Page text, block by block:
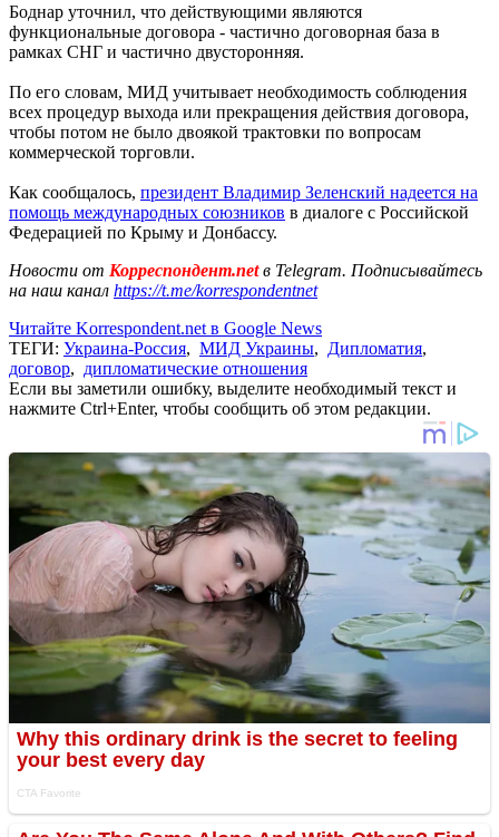
Боднар уточнил, что действующими являются
функциональные договора - частично договорная база в
рамках СНГ и частично двусторонняя.
По его словам, МИД учитывает необходимость соблюдения
всех процедур выхода или прекращения действия договора,
чтобы потом не было двоякой трактовки по вопросам
коммерческой торговли.
Как сообщалось, президент Владимир Зеленский надеется на
помощь международных союзников в диалоге с Российской
Федерацией по Крыму и Донбассу.
Новости от Корреспондент.netв Telegram. Подписывайтесь
на наш канал https://t.me/korrespondentnet
Читайте Korrespondent.net в Google News
ТЕГИ: Украина-Россия, МИД Украины, Дипломатия,
договор, дипломатические отношения
Если вы заметили ошибку, выделите необходимый текст и
нажмите Ctrl+Enter, чтобы сообщить об этом редакции.